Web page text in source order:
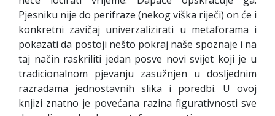
Pjesniku nije do perifraze (nekog viška riječi) on će i
konkretni zavičaj univerzalizirati u metaforama i
pokazati da postoji nešto pokraj naše spoznaje i na
taj način raskriliti jedan posve novi svijet koji je u
tradicionalnom pjevanju zasužnjen u dosljednim
razradama jednostavnih slika i poredbi. U ovoj
knjizi znatno je povećana razina figurativnosti sve